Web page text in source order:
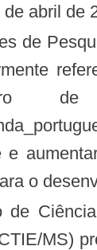
de abril
o
MS)